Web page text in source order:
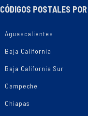
CÓDIGOS POSTALES
Aguascalientes
Baja California
Baja California Sur
Campeche
Chiapas